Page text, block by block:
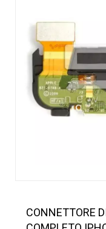
CONNETTORE